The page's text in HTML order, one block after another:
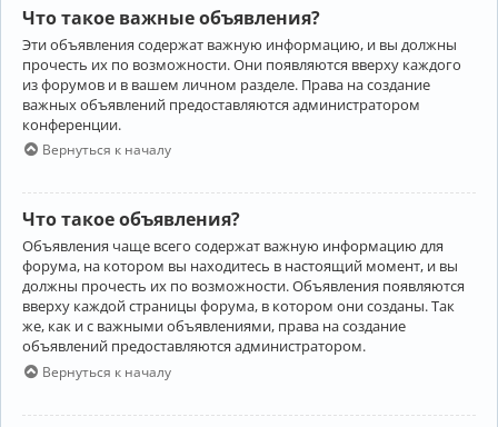
Что такое важные объявления?
Эти объявления содержат важную информацию, и вы должны
прочесть их по возможности. Они появляются вверху каждого
из форумов и в вашем личном разделе. Права на создание
важных объявлений предоставляются администратором
конференции.
Вернуться к началу
Что такое объявления?
Объявления чаще всего содержат важную информацию для
форума, на котором вы находитесь в настоящий момент, и вы
должны прочесть их по возможности. Объявления появляются
вверху каждой страницы форума, в котором они созданы. Так
же, как и с важными объявлениями, права на создание
объявлений предоставляются администратором.
Вернуться к началу